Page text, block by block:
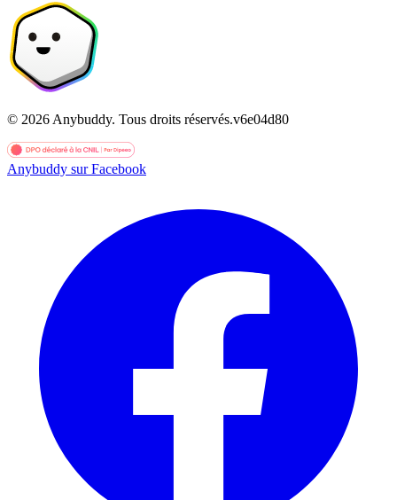
© 2026 Anybuddy. Tous droits réservés.v6e04d80
Anybuddy sur Facebook